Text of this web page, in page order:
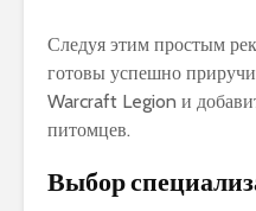
Следуя этим простым
готовы успешно
Warcraft Legion и
питомцев.
Выбор